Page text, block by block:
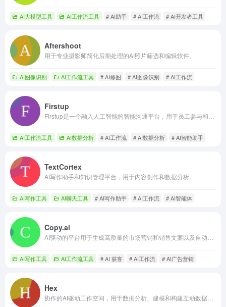
AI大模型工具 AI工作流工具 # AI助手 # AI工作流 # AI开发者工具
Aftershoot
用于专业摄影师简化后期处理的AI照片筛选和编辑软件。
AI图像识别 AI工作流工具 # AI修图 # AI图像识别 # AI工作流
Firstup
AI工作流工具 AI数据分析 # AI工作流 # AI数据分析 # AI智能助手
TextCortex
AI写作助手和知识管理平台，用于内容创作和数据分析。
AI写作工具 AI聊天工具 # AI写作助手 # AI工作流 # AI智能体
Copy.ai
AI写作工具 AI工作流工具 # AI 获客 # AI工作流 # AI广告营销
Hex